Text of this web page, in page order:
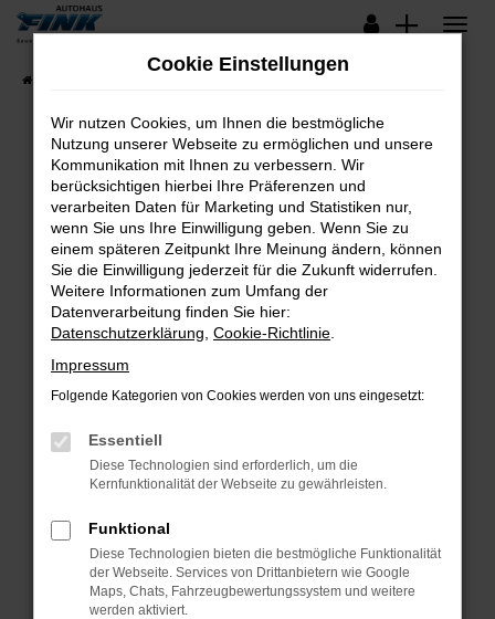
Zum
springen
Lagerfahrzeuge
Fehler: Network Error
Beim Laden ist ein Fehler aufgetreten.
Hier sind ein paar Tipps, die dir helfen können:
Überprüfe deine Firewall und deine
Internetverbindung.
Laden andere Webseiten, zum Beispiel deine
Suchmaschine?
Prüfe deine Browsererweiterungen.
können das Laden bestimmter Seiten
verhindern. Funktioniert die Seite in einem
anderen Browser oder in einem privaten
Starte dein Gerät neu.
Das kann manchmal helfen, vorübergehende
Probleme zu beheben.
Cookie Einstellungen
Wir nutzen Cookies, um Ihnen die bestmögliche
Nutzung unserer Webseite zu ermöglichen und unsere
Kommunikation mit Ihnen zu verbessern. Wir
berücksichtigen hierbei Ihre Präferenzen und
verarbeiten Daten für Marketing und Statistiken nur,
wenn Sie uns Ihre Einwilligung geben. Wenn Sie zu
einem späteren Zeitpunkt Ihre Meinung ändern, können
Sie die Einwilligung jederzeit für die Zukunft widerrufen.
Weitere Informationen zum Umfang der
Datenverarbeitung finden Sie hier:
Datenschutzerklärung Cookie-Richtlinie
Impressum
Folgende Kategorien von Cookies werden von uns eingesetzt:
Essentiell
Diese Technologien sind erforderlich, um die
Kernfunktionalität der Webseite zu gewährleisten.
Funktional
Diese Technologien bieten die bestmögliche Funktionalität
der Webseite. Services von Drittanbietern wie Google
Maps, Chats, Fahrzeugbewertungssystem und weitere
werden aktiviert.